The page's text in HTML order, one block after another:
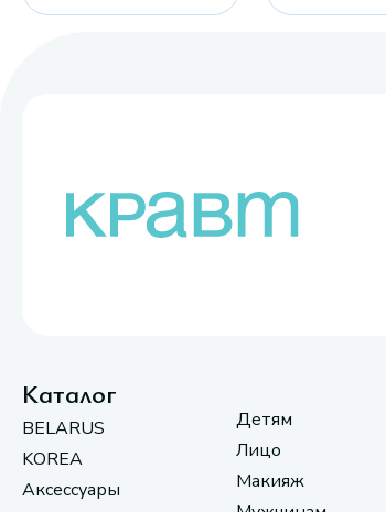
Каталог
BELARUS
KOREA
Аксессуары
Детям
Лицо
Макияж